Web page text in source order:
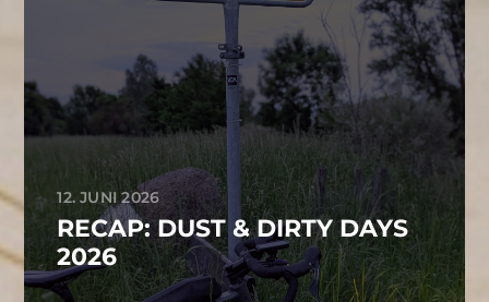
12. JUNI 2026
RECAP: DUST & DIRTY DAYS
2026